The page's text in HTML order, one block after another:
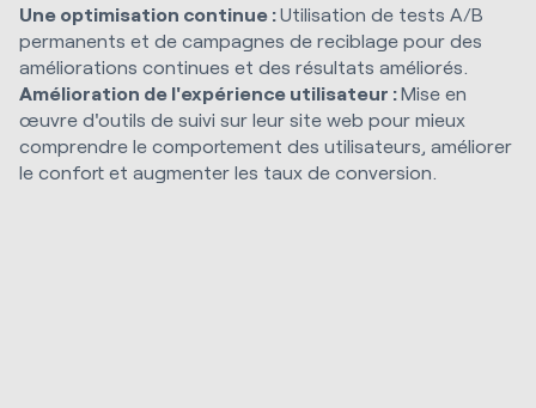
Une optimisation continue :Utilisation de tests A/B
permanents et de campagnes de reciblage pour des
améliorations continues et des résultats améliorés.
Amélioration de l'expérience utilisateur :Mise en
œuvre d'outils de suivi sur leur site web pour mieux
comprendre le comportement des utilisateurs, améliorer
le confort et augmenter les taux de conversion.